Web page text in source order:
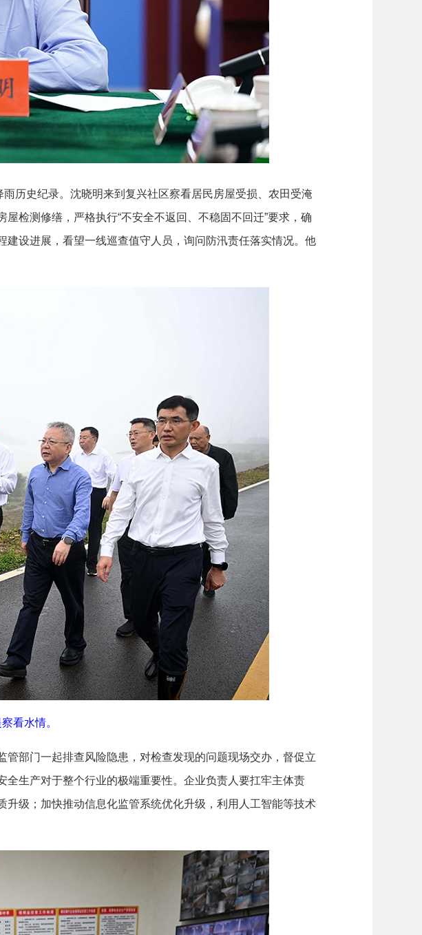
史纪录。沈晓明来到复兴社区察看居民房屋受损、农田受淹
检测修缮，严格执行“不安全不返回、不稳固不回迁”要求，确
设进展，看望一线巡查值守人员，询问防汛责任落实情况。他
看水情。
部门一起排查风险隐患，对检查发现的问题现场交办，督促立
生产对于整个行业的极端重要性。企业负责人要扛牢主体责
级；加快推动信息化监管系统优化升级，利用人工智能等技术